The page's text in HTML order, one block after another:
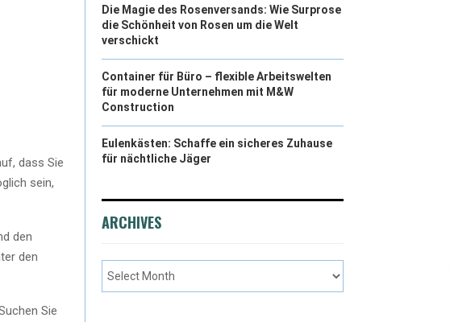
dass Sie
sein,
den
den
Sie
Die Magie des Rosenversands: Wie Surprose
die Schönheit von Rosen um die Welt
verschickt
Container für Büro – flexible Arbeitswelten
für moderne Unternehmen mit M&W
Construction
Eulenkästen: Schaffe ein sicheres Zuhause
für nächtliche Jäger
ARCHIVES